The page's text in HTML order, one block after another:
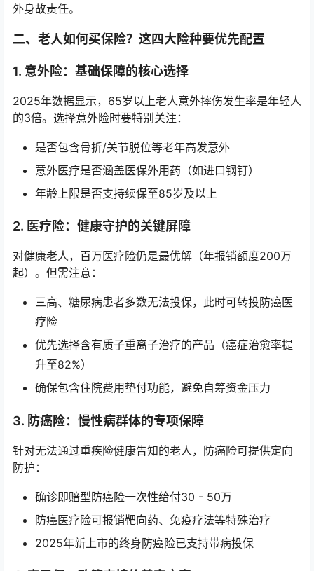
外身故责任。
二、老人如何买保险？这四大险种要优先配置
1. 意外险：基础保障的核心选择
2025年数据显示，65岁以上老人意外摔伤发生率是年轻人
的3倍。选择意外险时要特别关注：
是否包含骨折/关节脱位等老年高发意外
意外医疗是否涵盖医保外用药（如进口钢钉）
年龄上限是否支持续保至85岁及以上
2. 医疗险：健康守护的关键屏障
对健康老人，百万医疗险仍是最优解（年报销额度200万
起）。但需注意：
三高、糖尿病患者多数无法投保，此时可转投防癌医
疗险
优先选择含有质子重离子治疗的产品（癌症治愈率提
升至82%）
确保包含住院费用垫付功能，避免自筹资金压力
3. 防癌险：慢性病群体的专项保障
针对无法通过重疾险健康告知的老人，防癌险可提供定向
防护：
确诊即赔型防癌险一次性给付30 - 50万
防癌医疗险可报销靶向药、免疫疗法等特殊治疗
2025年新上市的终身防癌险已支持带病投保